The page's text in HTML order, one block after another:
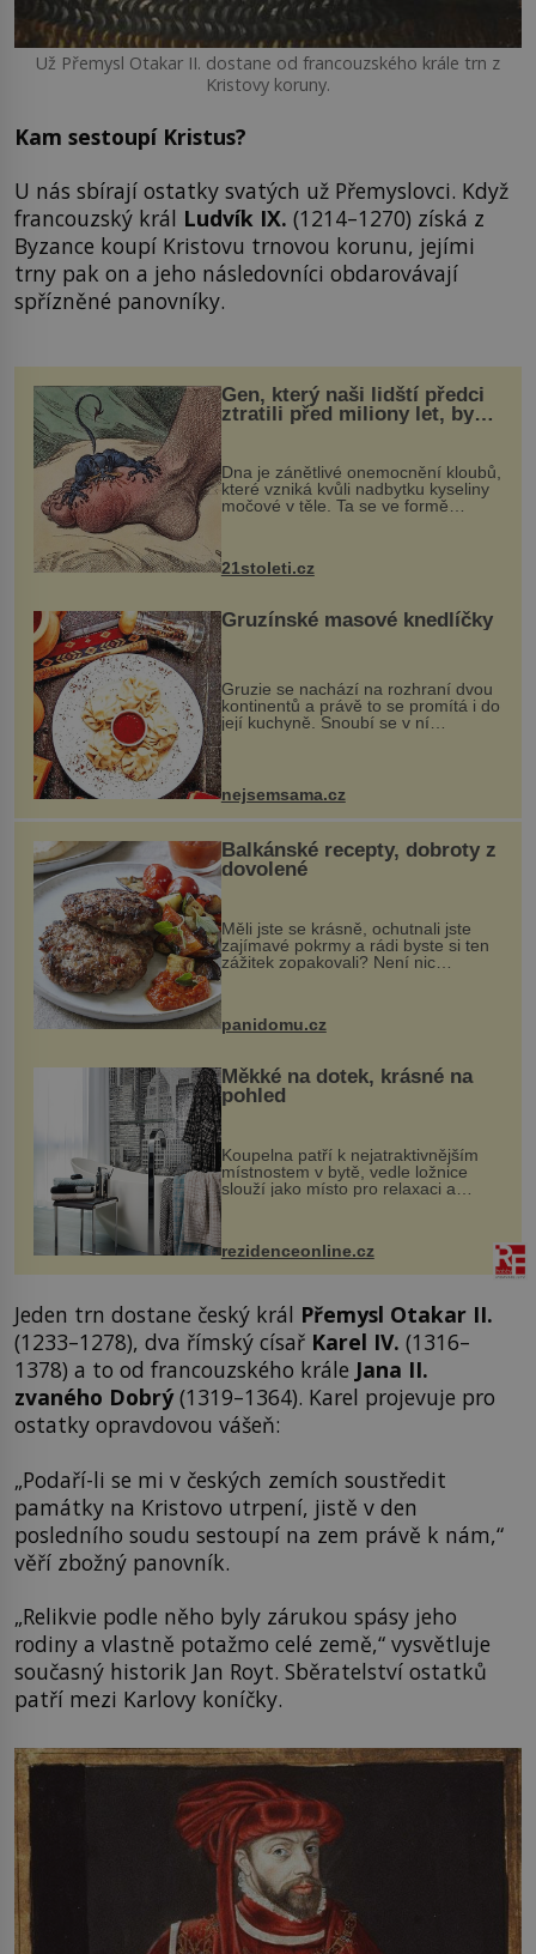
Už Přemysl Otakar II. dostane od francouzského krále trn z
Kristovy koruny.
Kam sestoupí Kristus?
U nás sbírají ostatky svatých už Přemyslovci. Když
francouzský král Ludvík IX. (1214–1270) získá z
Byzance koupí Kristovu trnovou korunu, jejími
trny pak on a jeho následovníci obdarovávají
spřízněné panovníky.
Gen, který naši lidští předci
ztratili před miliony let, by
mohl pomoci s léčbou
„nemoci králů“
Dna je zánětlivé onemocnění kloubů,
které vzniká kvůli nadbytku kyseliny
močové v těle. Ta se ve formě
nohou, a způsobuje bole...
21stoleti.cz
Gruzínské masové knedlíčky
Gruzie se nachází na rozhraní dvou
kontinentů a právě to se promítá i do
její kuchyně. Snoubí se v ní
evropské a asijské chutě a díky tomu
vznikají rozmanité a chuťově bohaté
pokrmy, které rozhodně st...
nejsemsama.cz
Balkánské recepty, dobroty z
dovolené
Měli jste se krásně, ochutnali jste
zajímavé pokrmy a rádi byste si ten
zážitek zopakovali? Není nic
snazšího. Pljeskavica (10 porcí)
Možná jste ji ochutnali na dovolené v
panidomu.cz
Měkké na dotek, krásné na
pohled
Koupelna patří k nejatraktivnějším
místnostem v bytě, vedle ložnice
slouží jako místo pro relaxaci a
odpočinek. Koupelnový textil –
ručníky, osušky a koberečky –
mohou jako mávnutím kouzelného
proutku...
rezidenceonline.cz
Jeden trn dostane český král Přemysl Otakar II.
(1233–1278), dva římský císař Karel IV. (1316–
1378) a to od francouzského krále Jana II.
zvaného Dobrý(1319–1364). Karel projevuje pro
ostatky opravdovou vášeň:
„Podaří-li se mi v českých zemích soustředit
památky na Kristovo utrpení, jistě v den
posledního soudu sestoupí na zem právě k nám,“
věří zbožný panovník.
„Relikvie podle něho byly zárukou spásy jeho
rodiny a vlastně potažmo celé země,“ vysvětluje
současný historik Jan Royt. Sběratelství ostatků
patří mezi Karlovy koníčky.